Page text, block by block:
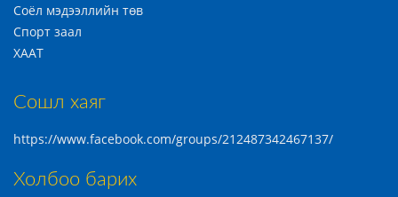
Соёл мэдээллийн төв
Спорт заал
ХААТ
Сошл хаяг
https://www.facebook.com/groups/212487342467137/
Холбоо барих